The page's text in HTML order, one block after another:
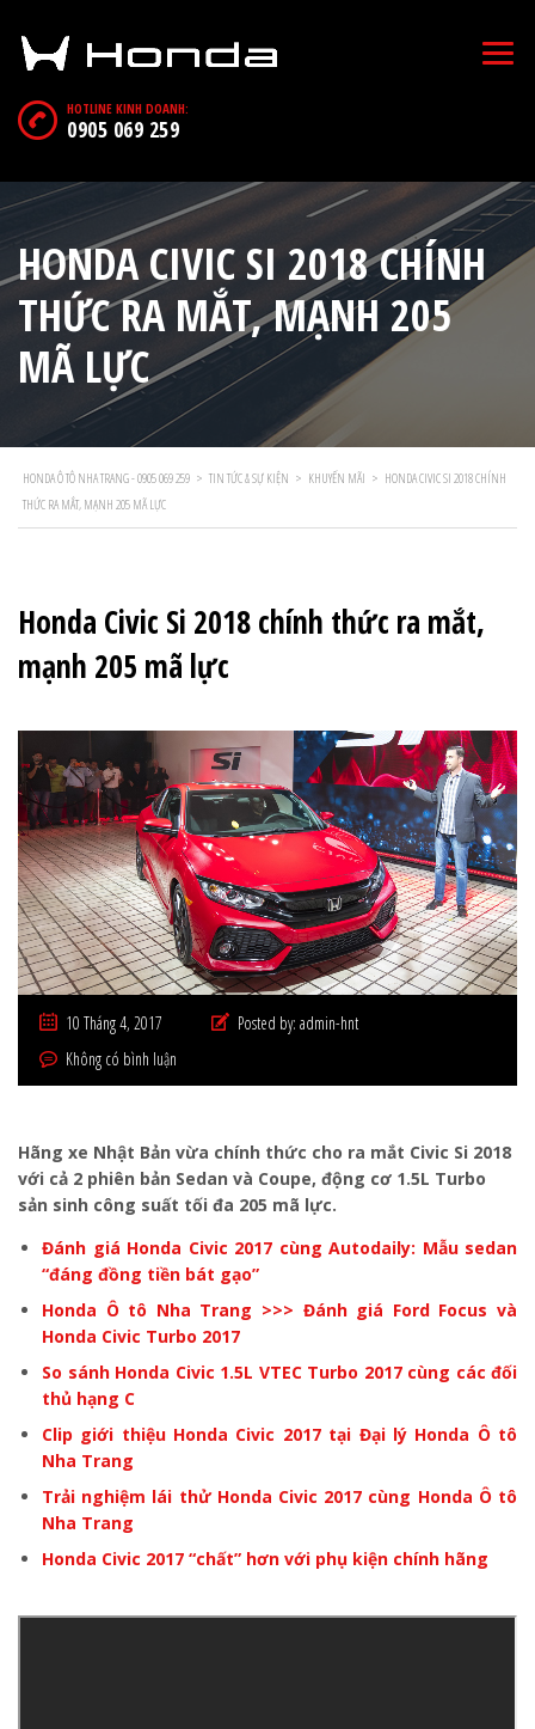
HOTLINE KINH DOANH:
0905 069 259
HONDA CIVIC SI 2018 CHÍNH
THỨC RA MẮT, MẠNH 205
MÃ LỰC
HONDA Ô TÔ NHA TRANG - 0905 069 259 > TIN TỨC & SỰ KIỆN > KHUYẾN MÃI > HONDA CIVIC SI 2018 CHÍNH
THỨC RA MẮT, MẠNH 205 MÃ LỰC
Honda Civic Si 2018 chính thức ra mắt,
mạnh 205 mã lực
10 Tháng 4, 2017 Posted by: admin-hnt
Không có bình luận
Hãng xe Nhật Bản vừa chính thức cho ra mắt Civic Si 2018
với cả 2 phiên bản Sedan và Coupe, động cơ 1.5L Turbo
sản sinh công suất tối đa 205 mã lực.
Đánh giá Honda Civic 2017 cùng Autodaily: Mẫu sedan
“đáng đồng tiền bát gạo”
Honda Ô tô Nha Trang >>> Đánh giá Ford Focus và
Honda Civic Turbo 2017
So sánh Honda Civic 1.5L VTEC Turbo 2017 cùng các đối
thủ hạng C
Clip giới thiệu Honda Civic 2017 tại Đại lý Honda Ô tô
Nha Trang
Trải nghiệm lái thử Honda Civic 2017 cùng Honda Ô tô
Nha Trang
Honda Civic 2017 “chất” hơn với phụ kiện chính hãng